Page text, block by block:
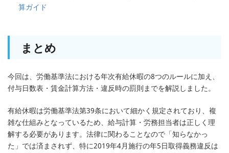
算ガイド
まとめ
今回は、労働基準法における年次有給休暇の8つのルールに加え、
付与日数表・賃金計算方法・違反時の罰則までを解説しました。
有給休暇は労働基準法第39条において細かく規定されており、複
雑な仕組みとなっているため、給与計算・労務担当者は正しく理
解する必要があります。法律に関わることなので「知らなかっ
た」では済まされず、特に2019年4月施行の年5日取得義務違反は